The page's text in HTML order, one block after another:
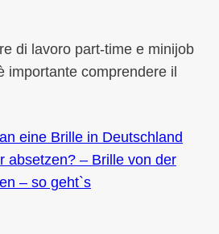
di lavoro part-time e minijob
importante comprendere il